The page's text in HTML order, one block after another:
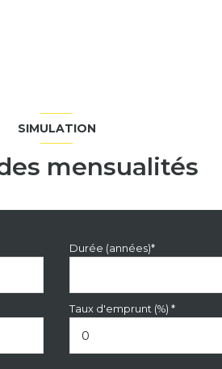
SIMULATION
mensualités
Durée (années)*
Taux d'emprunt (%) *